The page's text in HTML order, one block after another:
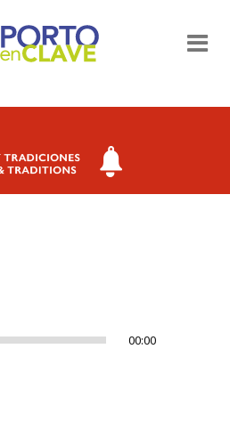
00:00